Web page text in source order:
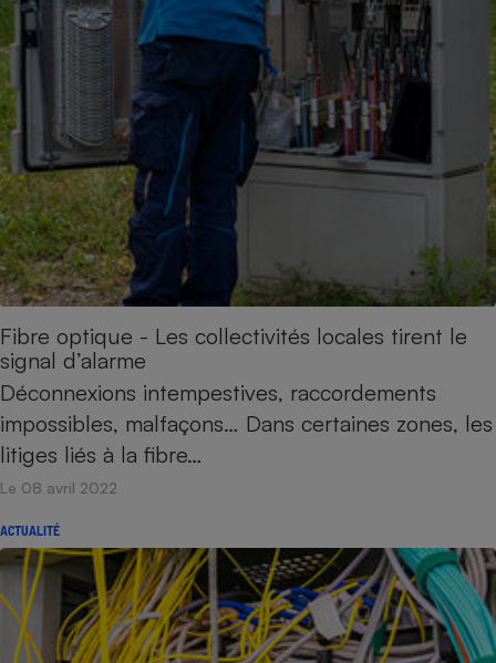
Fibre optique - Les collectivités locales tirent le
signal d’alarme
Déconnexions intempestives, raccordements
impossibles, malfaçons… Dans certaines zones, les
litiges liés à la fibre…
Le 08 avril 2022
ACTUALITÉ